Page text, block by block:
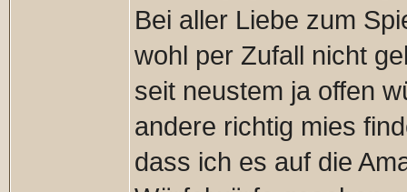
Bei aller Liebe zum
wohl per Zufall nicht
seit neustem ja offen
andere richtig mies
dass ich es auf die